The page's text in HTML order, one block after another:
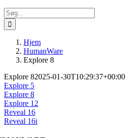
Søg
efter:
Hjem
HumanWare
Explore 8
Explore 82025-01-30T10:29:37+00:00
Explore 5
Explore 8
Explore 12
Reveal 16
Reveal 16i